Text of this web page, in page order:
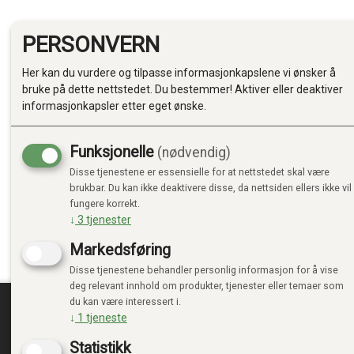
TRENDTOYS.NO
PERSONVERN
Her kan du vurdere og tilpasse informasjonkapslene vi ønsker å
bruke på dette nettstedet. Du bestemmer! Aktiver eller deaktiver
informasjonkapsler etter eget ønske.
Funksjonelle (nødvendig)
Disse tjenestene er essensielle for at nettstedet skal være
brukbar. Du kan ikke deaktivere disse, da nettsiden ellers ikke vil
fungere korrekt.
↓ 3 tjenester
Markedsføring
Disse tjenestene behandler personlig informasjon for å vise
deg relevant innhold om produkter, tjenester eller temaer som
du kan være interessert i.
↓ 1 tjeneste
Statistikk